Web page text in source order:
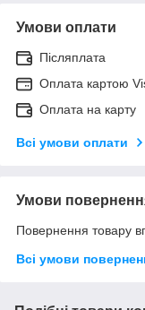
Умови оплати
Післяплата
Оплата картою
Оплата на карту
Всі умови оплати
Умови
Повернення товару
Всі умови